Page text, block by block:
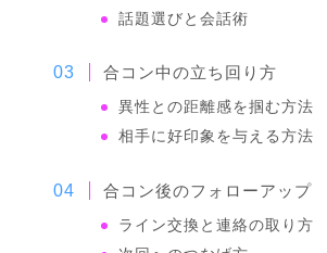
話題選びと会話術
合コン中の立ち回り方
異性との距離感を掴む方法
相手に好印象を与える方法
合コン後のフォローアップ
ライン交換と連絡の取り方